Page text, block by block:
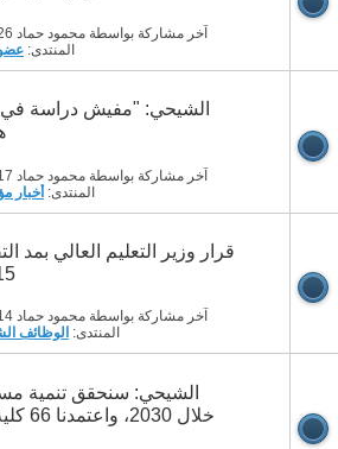
آخر مشاركة بواسطة محمود حماد 26-08-2016
المنتدى: عضو
الشيحي: "مفيش دراسة
آخر مشاركة بواسطة محمود حماد 17-07-2016
المنتدى: أخبار
قرار وزير التعليم العالي بمد
15
آخر مشاركة بواسطة محمود حماد 14-07-2016
المنتدى: الوظائف
الشيحي: سنحقق تنمية
خلال 2030، واعتمدنا 66 كلية من هيئة الجودة